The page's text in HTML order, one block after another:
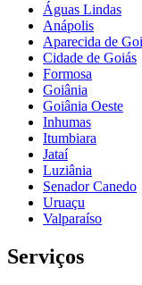
Águas Lindas
Anápolis
Aparecida de
Cidade de Goiás
Formosa
Goiânia
Goiânia Oeste
Inhumas
Itumbiara
Jataí
Luziânia
Senador Canedo
Uruaçu
Valparaíso
Serviços